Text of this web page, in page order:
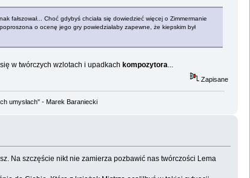
fałszował... Choć gdybyś chciała się dowiedzieć więcej o Zimmermanie
o ocenę jego gry powiedziałaby zapewne, że kiepskim był
w twórczych wzlotach i upadkach kompozytora...
Zapisane
umysłach" - Marek Baraniecki
Na szczęście nikt nie zamierza pozbawić nas twórczości Lema